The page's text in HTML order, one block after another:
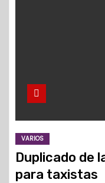
VARIOS
Duplicado de
para taxistas